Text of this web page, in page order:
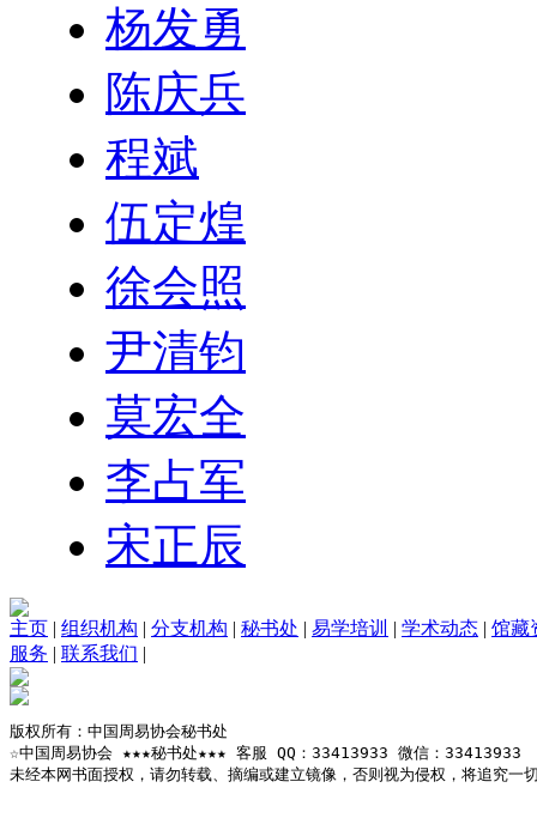
杨发勇
陈庆兵
程斌
伍定煌
徐会照
尹清钧
莫宏全
李占军
宋正辰
主页 | 组织机构 | 分支机构 | 秘书处 | 易学培训 | 学术动态 | 馆藏
服务 | 联系我们 |
版权所有：中国周易协会秘书处
☆中国周易协会 ★★★秘书处★★★ 客服 QQ：33413933 微信：33413933
未经本网书面授权，请勿转载、摘编或建立镜像，否则视为侵权，将追究一